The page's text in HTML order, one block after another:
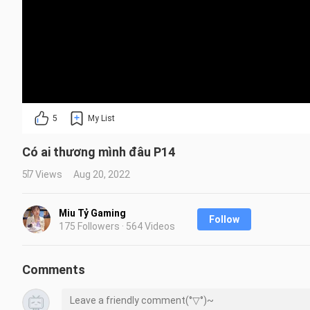
5 My List
Có ai thương mình đâu P14
57 Views Aug 20, 2022
Miu Tỷ Gaming
175 Followers · 564 Videos
Follow
Comments